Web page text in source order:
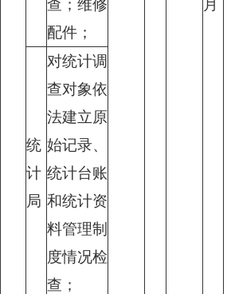
查；维修
配件；
月
统
计
局
对统计调
查对象依
法建立原
始记录、
统计台账
和统计资
料管理制
度情况检
查；